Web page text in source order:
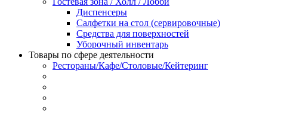
Диспенсеры
Салфетки на стол (сервировочные)
Средства для поверхностей
Уборочный инвентарь
Товары по сфере деятельности
Рестораны/Кафе/Столовые/Кейтеринг